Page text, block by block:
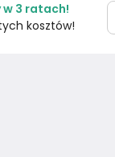
w 3 ratach!
kosztów!